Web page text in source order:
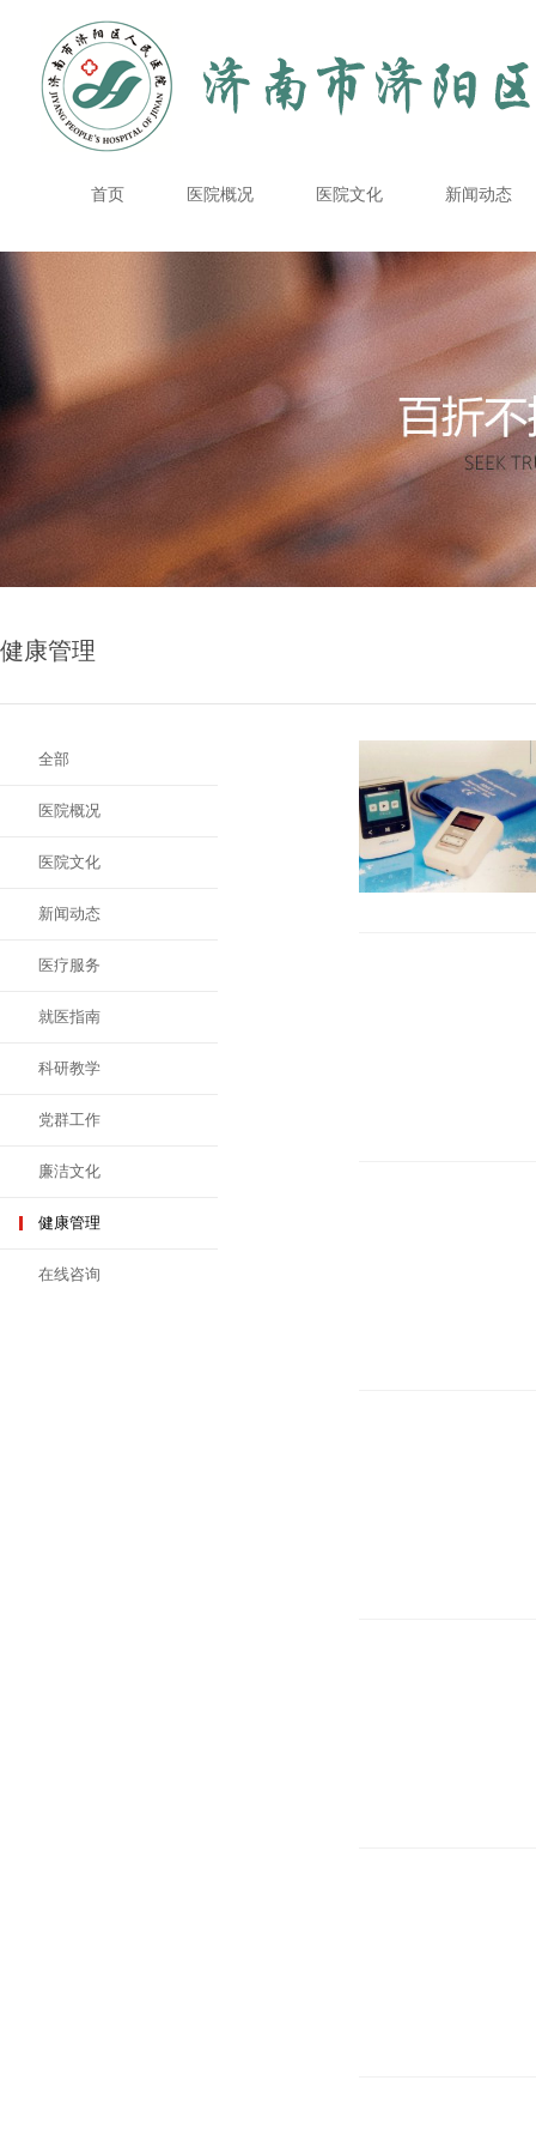
首页 医院概况 医院文化 新闻动态
健康管理
全部
医院概况
医院文化
新闻动态
医疗服务
就医指南
科研教学
党群工作
廉洁文化
健康管理
在线咨询